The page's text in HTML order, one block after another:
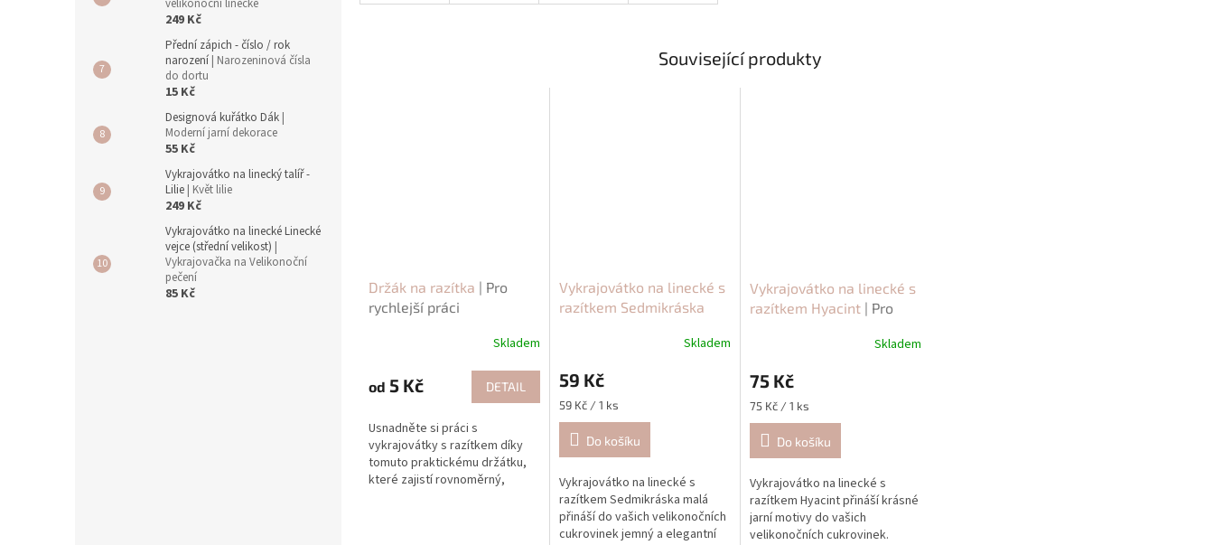
velikonoční linecké
249 Kč
Přední zápich - číslo / rok
narození | Narozeninová čísla
do dortu
15 Kč
Designová kuřátko Dák |
Moderní jarní dekorace
55 Kč
Vykrajovátko na linecký talíř -
Lilie | Květ lilie
249 Kč
Vykrajovátko na linecké Linecké
vejce (střední velikost) |
Vykrajovačka na Velikonoční
pečení
85 Kč
Související produkty
Držák na razítka | Pro
rychlejší práci
Skladem
od 5 Kč DETAIL
Usnadněte si práci s
vykrajovátky s razítkem díky
tomuto praktickému držátku,
které zajistí rovnoměrný,
Vykrajovátko na linecké s
razítkem Sedmikráska
Skladem
59 Kč
Měrná
cena:
59 Kč / 1 ks
Do košíku
Vykrajovátko na linecké s
razítkem Sedmikráska malá
přináší do vašich velikonočních
cukrovinek jemný a elegantní
Vykrajovátko na linecké s
razítkem Hyacint | Pro
Skladem
75 Kč
Měrná
cena:
75 Kč / 1 ks
Do košíku
Vykrajovátko na linecké s
razítkem Hyacint přináší krásné
jarní motivy do vašich
velikonočních cukrovinek.